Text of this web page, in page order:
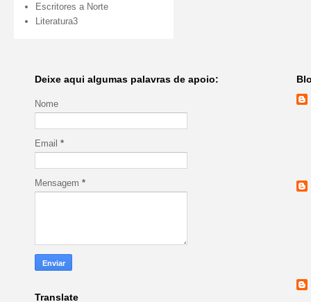
Escritores a Norte
Literatura3
Deixe aqui algumas palavras de apoio:
Nome
Email *
Mensagem *
Translate